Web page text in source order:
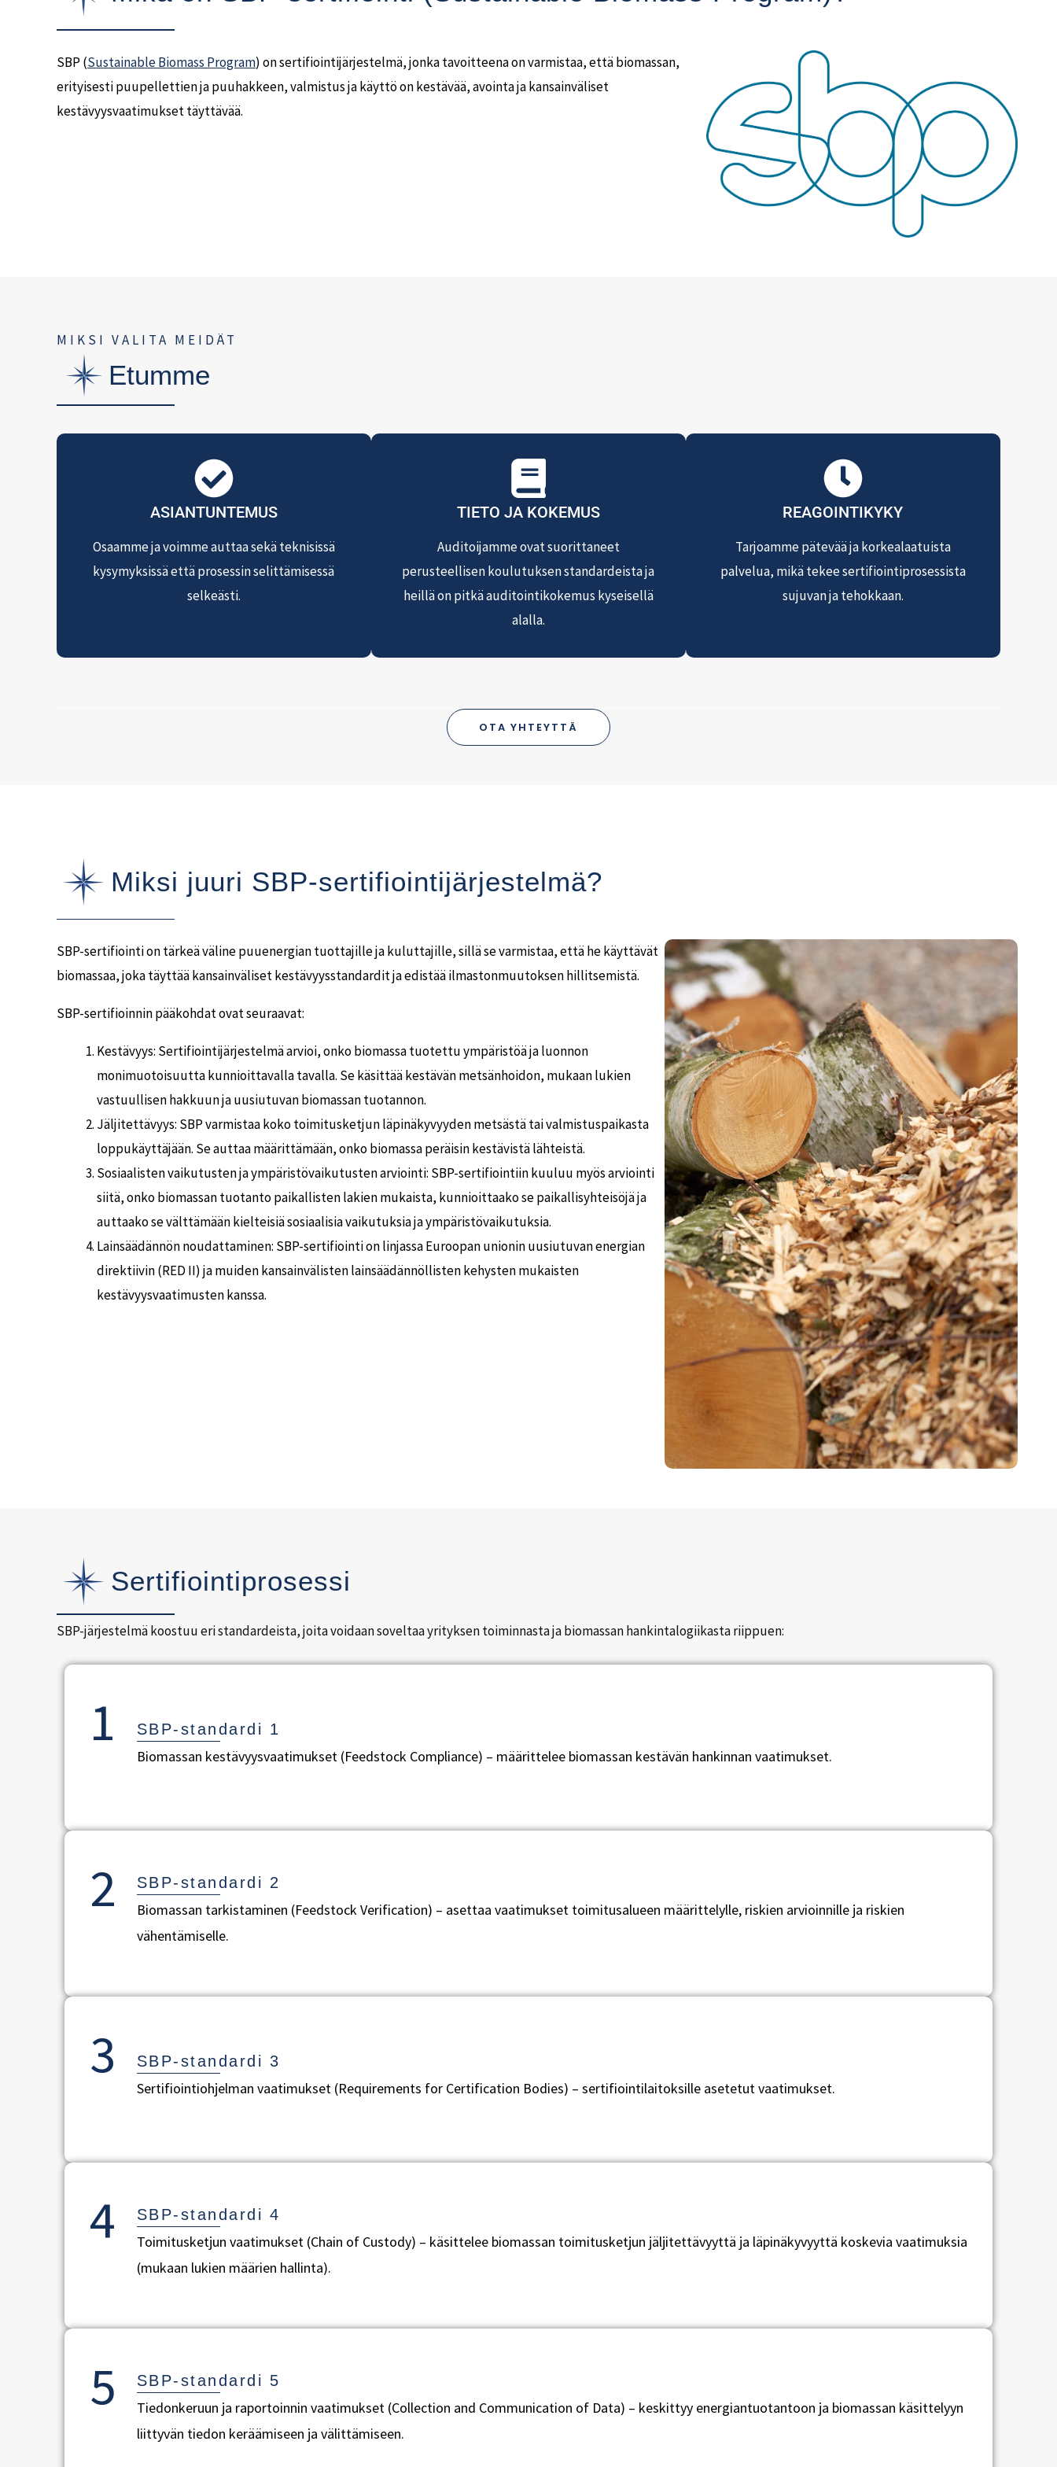
SBP (Sustainable Biomass Program) on sertifiointijärjestelmä, jonka tavoitteena on varmistaa, että biomassan,
erityisesti puupellettien ja puuhakkeen, valmistus ja käyttö on kestävää, avointa ja kansainväliset
kestävyysvaatimukset täyttävää.
MIKSI VALITA MEIDÄT
Etumme
ASIANTUNTEMUS
Osaamme ja voimme auttaa sekä teknisissä
kysymyksissä että prosessin selittämisessä
selkeästi.
TIETO JA KOKEMUS
Auditoijamme ovat suorittaneet
perusteellisen koulutuksen standardeista ja
heillä on pitkä auditointikokemus kyseisellä
alalla.
REAGOINTIKYKY
Tarjoamme pätevää ja korkealaatuista
palvelua, mikä tekee sertifiointiprosessista
sujuvan ja tehokkaan.
OTA YHTEYTTÄ
Miksi juuri SBP-sertifiointijärjestelmä?
SBP-sertifiointi on tärkeä väline puuenergian tuottajille ja kuluttajille, sillä se varmistaa, että he käyttävät
biomassaa, joka täyttää kansainväliset kestävyysstandardit ja edistää ilmastonmuutoksen hillitsemistä.
SBP-sertifioinnin pääkohdat ovat seuraavat:
Kestävyys: Sertifiointijärjestelmä arvioi, onko biomassa tuotettu ympäristöä ja luonnon
monimuotoisuutta kunnioittavalla tavalla. Se käsittää kestävän metsänhoidon, mukaan lukien
vastuullisen hakkuun ja uusiutuvan biomassan tuotannon.
Jäljitettävyys: SBP varmistaa koko toimitusketjun läpinäkyvyyden metsästä tai valmistuspaikasta
loppukäyttäjään. Se auttaa määrittämään, onko biomassa peräisin kestävistä lähteistä.
Sosiaalisten vaikutusten ja ympäristövaikutusten arviointi: SBP-sertifiointiin kuuluu myös arviointi
siitä, onko biomassan tuotanto paikallisten lakien mukaista, kunnioittaako se paikallisyhteisöjä ja
auttaako se välttämään kielteisiä sosiaalisia vaikutuksia ja ympäristövaikutuksia.
Lainsäädännön noudattaminen: SBP-sertifiointi on linjassa Euroopan unionin uusiutuvan energian
direktiivin (RED II) ja muiden kansainvälisten lainsäädännöllisten kehysten mukaisten
kestävyysvaatimusten kanssa.
Sertifiointiprosessi
SBP-järjestelmä koostuu eri standardeista, joita voidaan soveltaa yrityksen toiminnasta ja biomassan hankintalogiikasta riippuen:
1 SBP-standardi 1
Biomassan kestävyysvaatimukset (Feedstock Compliance) – määrittelee biomassan kestävän hankinnan vaatimukset.
2 SBP-standardi 2
Biomassan tarkistaminen (Feedstock Verification) – asettaa vaatimukset toimitusalueen määrittelylle, riskien arvioinnille ja riskien
vähentämiselle.
3 SBP-standardi 3
Sertifiointiohjelman vaatimukset (Requirements for Certification Bodies) – sertifiointilaitoksille asetetut vaatimukset.
4 SBP-standardi 4
Toimitusketjun vaatimukset (Chain of Custody) – käsittelee biomassan toimitusketjun jäljitettävyyttä ja läpinäkyvyyttä koskevia vaatimuksia
(mukaan lukien määrien hallinta).
5 SBP-standardi 5
Tiedonkeruun ja raportoinnin vaatimukset (Collection and Communication of Data) – keskittyy energiantuotantoon ja biomassan käsittelyyn
liittyvän tiedon keräämiseen ja välittämiseen.